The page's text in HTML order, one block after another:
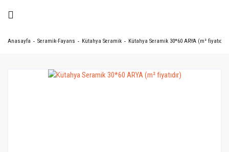
Anasayfa Seramik-Fayans Kütahya Seramik Kütahya Seramik 30*60 ARYA (m² fiyatıdır)